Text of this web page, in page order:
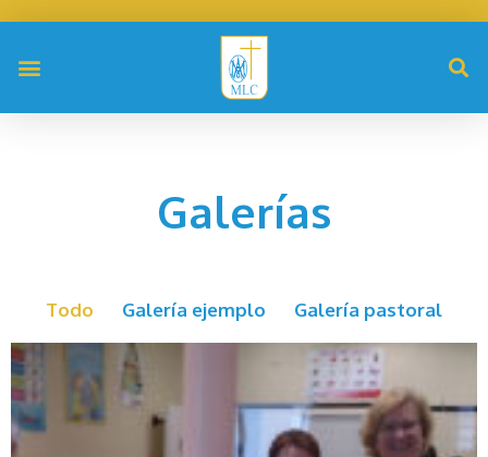
Galerías
Todo Galería ejemplo Galería pastoral